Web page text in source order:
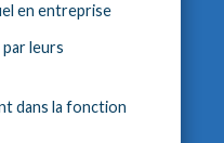
en entreprise
leurs
dans la fonction